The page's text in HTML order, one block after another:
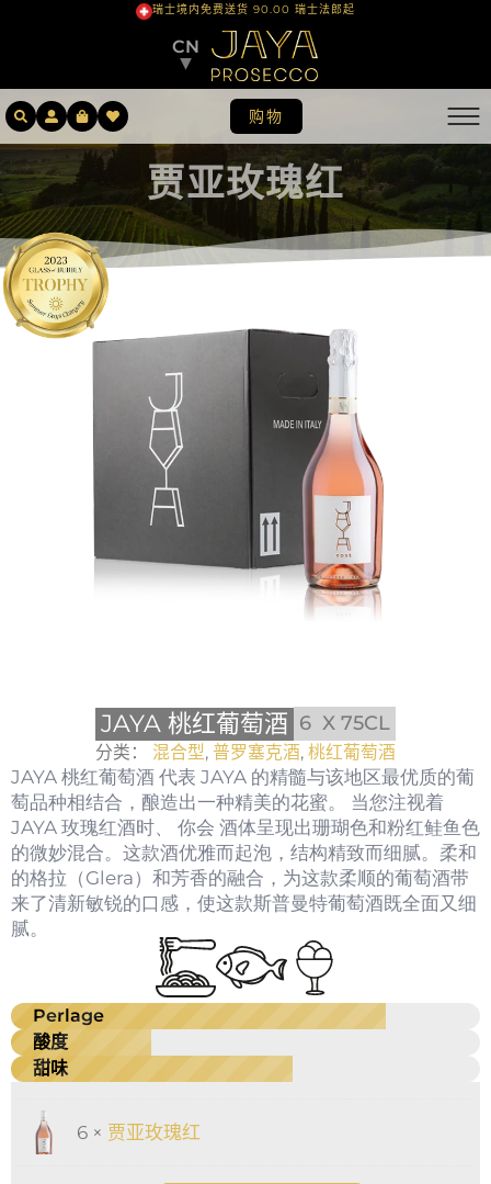
瑞士境内免费送货 90.00 瑞士法郎起
CN
▼
购物
贾亚玫瑰红
JAYA 桃红葡萄酒 6 X 75CL
分类： 混合型, 普罗塞克酒, 桃红葡萄酒
JAYA 桃红葡萄酒 代表 JAYA 的精髓与该地区最优质的葡
萄品种相结合，酿造出一种精美的花蜜。
当您注视着
JAYA 玫瑰红酒时、 你会 酒体呈现出珊瑚色和粉红鲑鱼色
的微妙混合。这款酒优雅而起泡，结构精致而细腻。柔和
的格拉（Glera）和芳香的融合，为这款柔顺的葡萄酒带
来了清新敏锐的口感，使这款斯普曼特葡萄酒既全面又细
腻。
Perlage
酸度
甜味
6 × 贾亚玫瑰红